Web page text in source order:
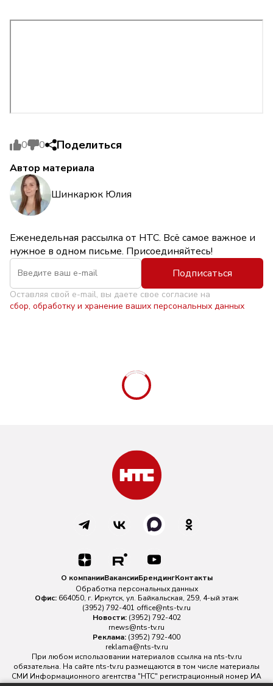
0 0 Поделиться
Автор материала
Шинкарюк Юлия
Еженедельная рассылка от НТС. Всё самое важное и
нужное в одном письме. Присоединяйтесь!
Подписаться
Оставляя свой e-mail, вы даете свое согласие на
сбор, обработку и хранение ваших персональных данных
О компанииВакансииБрендингКонтакты
Обработка персональных данных
Офис: 664050, г. Иркутск, ул. Байкальская, 259, 4-ый этаж
(3952) 792-401 office@nts-tv.ru
Новости: (3952) 792-402
rnews@nts-tv.ru
Реклама: (3952) 792-400
reklama@nts-tv.ru
При любом использовании материалов ссылка на nts-tv.ru
обязательна. На сайте nts-tv.ru размещаются в том числе материалы
СМИ Информационного агентства "НТС" регистрационный номер ИА